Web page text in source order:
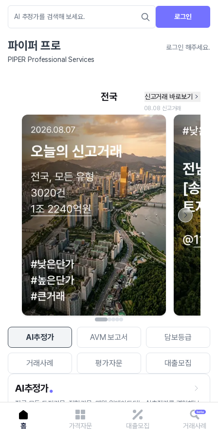
로그인
파이퍼 프로
로그인 해주세요.
PIPER Professional Services
AI추정가 AVM 보고서 담보등급
거래사례 평가자문 대출모집
AI추정가
전국 모든 토지건물, 집합건물, 매월 업데이트되는 AI추정가를 경험해보
세요.
네이버 지도 연결 안내
현재 네이버 지도 연결이 원활하지 않아 지도를 불러올 수 없습니다.
이용에 불편을 드려 죄송합니다.
다시 시도
홈 가격자문 대출모집 거래사례